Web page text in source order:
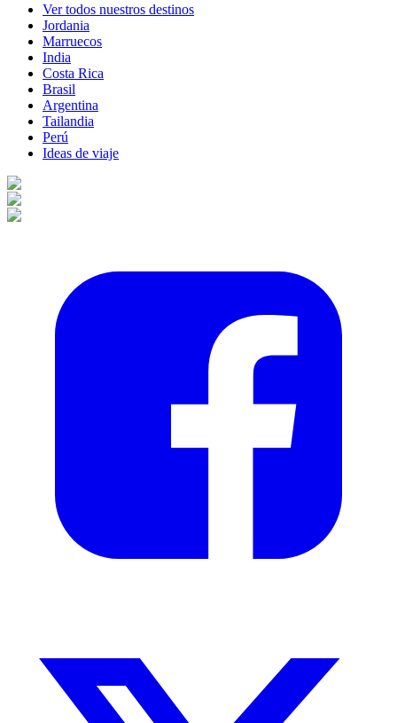
Ver todos nuestros destinos
Jordania
Marruecos
India
Costa Rica
Brasil
Argentina
Tailandia
Perú
Ideas de viaje